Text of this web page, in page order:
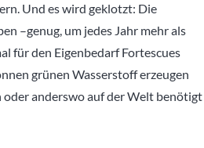
Und es wird geklotzt: Die
–genug, um jedes Jahr mehr als
für den Eigenbedarf Fortescues
grünen Wasserstoff erzeugen
anderswo auf der Welt benötigt